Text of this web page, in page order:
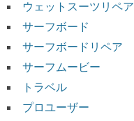
ウェットスーツリペア
サーフボード
サーフボードリペア
サーフムービー
トラベル
プロユーザー